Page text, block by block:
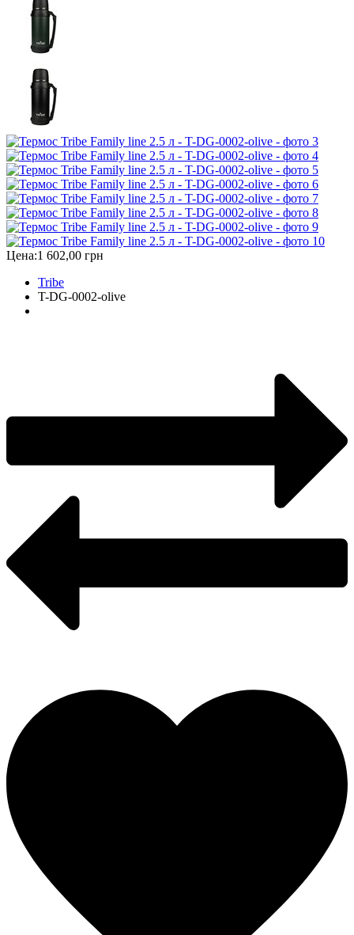
Цена:1 602,00 грн
Tribe
T-DG-0002-olive